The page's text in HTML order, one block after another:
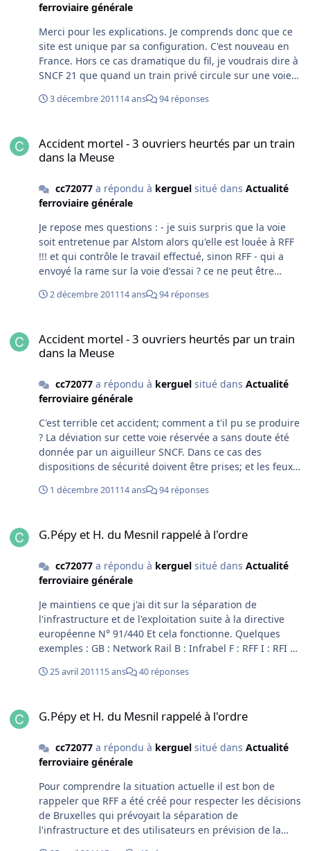
ferroviaire générale
Merci pour les explications. Je comprends donc que ce
site est unique par sa configuration. C'est nouveau en
France. Hors ce cas dramatique du fil, je voudrais dire à
SNCF 21 que quand un train privé circule sur une voie
aiguillé on a bien affaire à la SNCF. Et quand il est
3 décembre 201114 ans 94 réponses
Accident mortel - 3 ouvriers heurtés par un train
dans la Meuse
cc72077a répondu à kerguelsitué dans Actualité
ferroviaire générale
Je repose mes questions : - je suis surpris que la voie
soit entretenue par Alstom alors qu'elle est louée à RFF
!!! et qui contrôle le travail effectué, sinon RFF - qui a
envoyé la rame sur la voie d'essai ? ce ne peut être
de coordination Quand divers médias disent que la
enqête du BEA.
2 décembre 201114 ans 94 réponses
Accident mortel - 3 ouvriers heurtés par un train
dans la Meuse
cc72077a répondu à kerguelsitué dans Actualité
ferroviaire générale
C'est terrible cet accident; comment a t'il pu se produire
? La déviation sur cette voie réservée a sans doute été
donnée par un aiguilleur SNCF. Dans ce cas des
dispositions de sécurité doivent être prises; et les feux
travaux !!! Et le courant pas coupé ? Que d'erreurs. Des
1 décembre 201114 ans 94 réponses
G.Pépy et H. du Mesnil rappelé à l'ordre
cc72077a répondu à kerguelsitué dans Actualité
ferroviaire générale
Je maintiens ce que j'ai dit sur la séparation de
l'infrastructure et de l'exploitation suite à la directive
européenne N° 91/440 Et cela fonctionne. Quelques
exemples : GB : Network Rail B : Infrabel F : RFF I : RFI E :
cheminot mais j'ai des connaissances ferroviaires.
25 avril 201115 ans 40 réponses
G.Pépy et H. du Mesnil rappelé à l'ordre
cc72077a répondu à kerguelsitué dans Actualité
ferroviaire générale
Pour comprendre la situation actuelle il est bon de
rappeler que RFF a été créé pour respecter les décisions
de Bruxelles qui prévoyait la séparation de
l'infrastructure et des utilisateurs en prévision de la